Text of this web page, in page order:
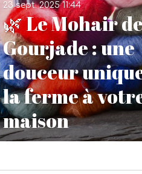
🌿 Le Mohair
Gourjade : une
douceur
la ferme à
maison
23 sept. 2025 11:44